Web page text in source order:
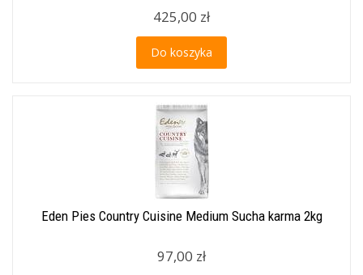
425,00 zł
Do koszyka
Eden Pies Country Cuisine Medium Sucha karma 2kg
97,00 zł